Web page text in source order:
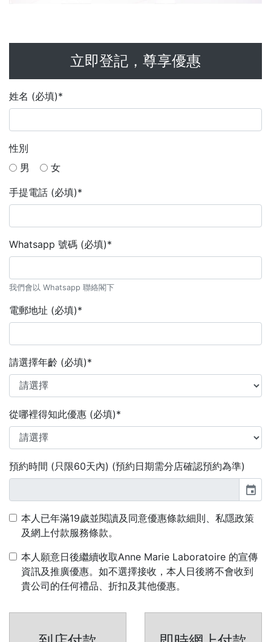
立即登記，尊享優惠
姓名 (必填)*
性別
男
女
手提電話 (必填)*
Whatsapp 號碼 (必填)*
我們會以 Whatsapp 聯絡閣下
電郵地址 (必填)*
請選擇年齡 (必填)*
從哪裡得知此優惠 (必填)*
預約時間 (只限60天內) (預約日期需分店確認預約為準)
event
本人已年滿19歲並閱讀及同意優惠條款細則、私隱政策
及網上付款服務條款。
本人願意日後繼續收取Anne Marie Laboratoire 的宣傳
資訊及推廣優惠。如不選擇接收，本人日後將不會收到
貴公司的任何禮品、折扣及其他優惠。